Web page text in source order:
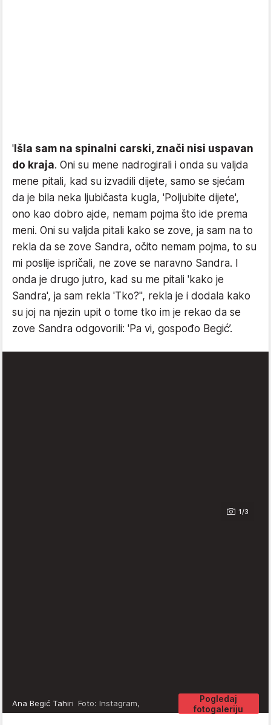
'Išla sam na spinalni carski, znači nisi uspavan
do kraja. Oni su mene nadrogirali i onda su valjda
mene pitali, kad su izvadili dijete, samo se sjećam
da je bila neka ljubičasta kugla, 'Poljubite dijete',
ono kao dobro ajde, nemam pojma što ide prema
meni. Oni su valjda pitali kako se zove, ja sam na to
rekla da se zove Sandra, očito nemam pojma, to su
mi poslije ispričali, ne zove se naravno Sandra. I
onda je drugo jutro, kad su me pitali 'kako je
Sandra', ja sam rekla 'Tko?'', rekla je i dodala kako
su joj na njezin upit o tome tko im je rekao da se
zove Sandra odgovorili: 'Pa vi, gospođo Begić’.
1/3
Pogledaj
fotogaleriju
Ana Begić Tahiri Foto: Instagram,